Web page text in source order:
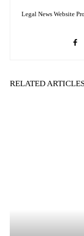
Legal News Website
RELATED